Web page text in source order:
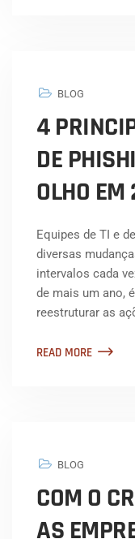
BLOG
4
DE
OLHO
Equipes de TI e
diversas
intervalos cada
de mais um ano,
reestruturar as
READ MORE
BLOG
COM O
AS